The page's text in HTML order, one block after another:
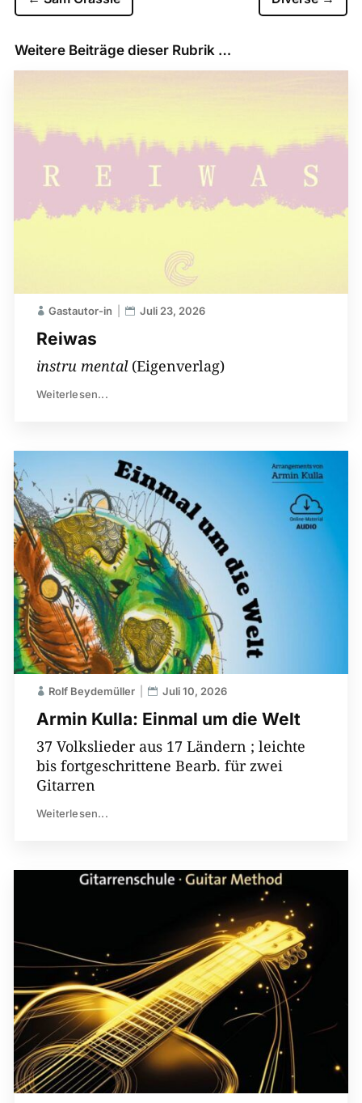
Weitere Beiträge dieser Rubrik …
Reiwas
Gastautor-in Juli 23, 2026
instru mental(Eigenverlag)
Weiterlesen...
Armin Kulla: Einmal um die Welt
Rolf Beydemüller Juli 10, 2026
37 Volkslieder aus 17 Ländern ; leichte
bis fortgeschrittene Bearb. für zwei
Gitarren
Weiterlesen...